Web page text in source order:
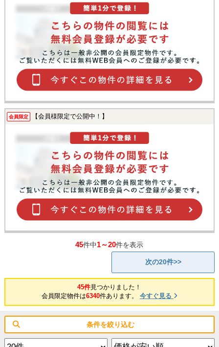
会員限定 【会員様限定で公開中！】
45件中1～20件を表示
次の20件>>
45件見つかりました！
会員限定物件は6340件あります。 今すぐ見る
条件を絞り込む